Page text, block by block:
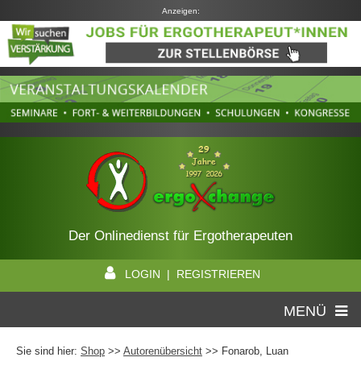
Anzeigen:
Der Onlinedienst für Ergotherapeuten
LOGIN | REGISTRIEREN
MENÜ
Sie sind hier: Shop >> Autorenübersicht >> Fonarob, Luan